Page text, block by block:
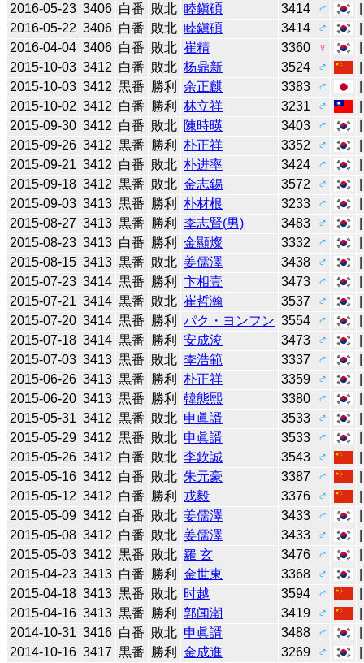
2016-05-23 3406 白番 敗北 睦鎭碩 3414 ♂
2016-05-22 3406 白番 敗北 睦鎭碩 3414 ♂
2016-04-04 3406 白番 敗北 崔精 3360 ♀
2015-10-03 3412 白番 敗北 杨鼎新 3524 ♂
2015-10-03 3412 黒番 勝利 余正麒 3383 ♂
2015-10-02 3412 白番 勝利 林立祥 3231 ♂
2015-09-30 3412 白番 敗北 陳時暎 3403 ♂
2015-09-26 3412 黒番 勝利 朴正祥 3352 ♂
2015-09-21 3412 白番 敗北 朴进率 3424 ♂
2015-09-18 3412 黒番 敗北 金志錫 3572 ♂
2015-09-03 3413 黒番 勝利 朴材根 3233 ♂
2015-08-27 3413 黒番 勝利 李志賢(男) 3483 ♂
2015-08-23 3413 白番 勝利 金顯燦 3332 ♂
2015-08-15 3413 黒番 敗北 姜儒澤 3438 ♂
2015-07-23 3414 黒番 勝利 卞相壹 3473 ♂
2015-07-21 3414 黒番 敗北 崔哲瀚 3537 ♂
2015-07-20 3414 黒番 勝利 パク・ヨンフン 3554 ♂
2015-07-18 3414 黒番 勝利 安成浚 3473 ♂
2015-07-03 3413 黒番 敗北 李浩範 3337 ♂
2015-06-26 3413 黒番 勝利 朴正祥 3359 ♂
2015-06-20 3413 黒番 勝利 韓態熙 3380 ♂
2015-05-31 3412 黒番 敗北 申眞諝 3533 ♂
2015-05-29 3412 黒番 敗北 申眞諝 3533 ♂
2015-05-26 3412 白番 敗北 李欽誠 3543 ♂
2015-05-16 3412 白番 敗北 朱元豪 3387 ♂
2015-05-12 3412 白番 勝利 戎毅 3376 ♂
2015-05-09 3412 白番 敗北 姜儒澤 3433 ♂
2015-05-08 3412 白番 敗北 姜儒澤 3433 ♂
2015-05-03 3412 黒番 敗北 羅 玄 3476 ♂
2015-04-23 3413 白番 勝利 金世東 3368 ♂
2015-04-18 3413 黒番 敗北 时越 3594 ♂
2015-04-16 3413 黒番 勝利 郭闻潮 3419 ♂
2014-10-31 3416 白番 敗北 申眞諝 3488 ♂
2014-10-16 3417 黒番 勝利 金成進 3269 ♂